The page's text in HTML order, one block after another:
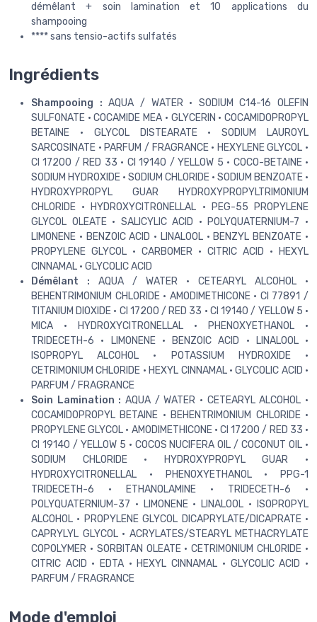
démêlant + soin lamination et 10 applications du
shampooing
**** sans tensio-actifs sulfatés
Ingrédients
Shampooing : AQUA / WATER • SODIUM C14-16 OLEFIN
SULFONATE • COCAMIDE MEA • GLYCERIN • COCAMIDOPROPYL
BETAINE • GLYCOL DISTEARATE • SODIUM LAUROYL
SARCOSINATE • PARFUM / FRAGRANCE • HEXYLENE GLYCOL •
CI 17200 / RED 33 • CI 19140 / YELLOW 5 • COCO-BETAINE •
SODIUM HYDROXIDE • SODIUM CHLORIDE • SODIUM BENZOATE •
HYDROXYPROPYL GUAR HYDROXYPROPYLTRIMONIUM
CHLORIDE • HYDROXYCITRONELLAL • PEG-55 PROPYLENE
GLYCOL OLEATE • SALICYLIC ACID • POLYQUATERNIUM-7 •
LIMONENE • BENZOIC ACID • LINALOOL • BENZYL BENZOATE •
PROPYLENE GLYCOL • CARBOMER • CITRIC ACID • HEXYL
CINNAMAL • GLYCOLIC ACID
Démêlant : AQUA / WATER • CETEARYL ALCOHOL •
BEHENTRIMONIUM CHLORIDE • AMODIMETHICONE • CI 77891 /
TITANIUM DIOXIDE • CI 17200 / RED 33 • CI 19140 / YELLOW 5 •
MICA • HYDROXYCITRONELLAL • PHENOXYETHANOL •
TRIDECETH-6 • LIMONENE • BENZOIC ACID • LINALOOL •
ISOPROPYL ALCOHOL • POTASSIUM HYDROXIDE •
CETRIMONIUM CHLORIDE • HEXYL CINNAMAL • GLYCOLIC ACID •
PARFUM / FRAGRANCE
Soin Lamination : AQUA / WATER • CETEARYL ALCOHOL •
COCAMIDOPROPYL BETAINE • BEHENTRIMONIUM CHLORIDE •
PROPYLENE GLYCOL • AMODIMETHICONE • CI 17200 / RED 33 •
CI 19140 / YELLOW 5 • COCOS NUCIFERA OIL / COCONUT OIL •
SODIUM CHLORIDE • HYDROXYPROPYL GUAR •
HYDROXYCITRONELLAL • PHENOXYETHANOL • PPG-1
TRIDECETH-6 • ETHANOLAMINE • TRIDECETH-6 •
POLYQUATERNIUM-37 • LIMONENE • LINALOOL • ISOPROPYL
ALCOHOL • PROPYLENE GLYCOL DICAPRYLATE/DICAPRATE •
CAPRYLYL GLYCOL • ACRYLATES/STEARYL METHACRYLATE
COPOLYMER • SORBITAN OLEATE • CETRIMONIUM CHLORIDE •
CITRIC ACID • EDTA • HEXYL CINNAMAL • GLYCOLIC ACID •
PARFUM / FRAGRANCE
Mode d'emploi